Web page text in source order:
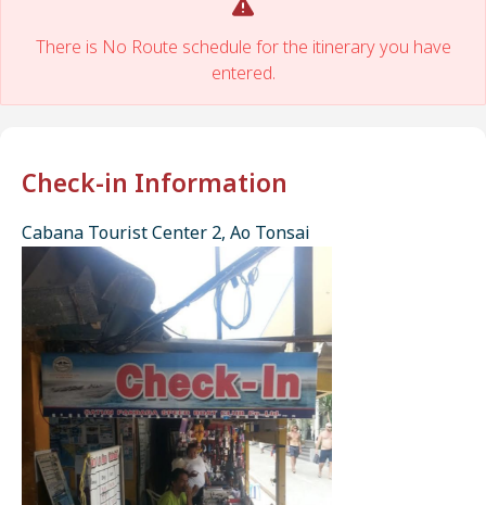
There is No Route schedule for the itinerary you have
entered.
Check-in Information
Cabana Tourist Center 2, Ao Tonsai